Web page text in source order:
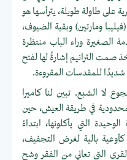
على طاولة طويلة، يترأسها هو
ومارتين) وبقية الضيوف،
الصغيرة وراء الباب منتظرة
صمت الترانيم إشارةً لها لفتح
شديدًا للمقدسات المقروءة.
لا الشبع. تبين لنا كاميرا
في طريقة العيش، حين
التي يأكلونها، ابتداءً
بالية لغرض التجفيف،
التي تعاني من الفقر وشح